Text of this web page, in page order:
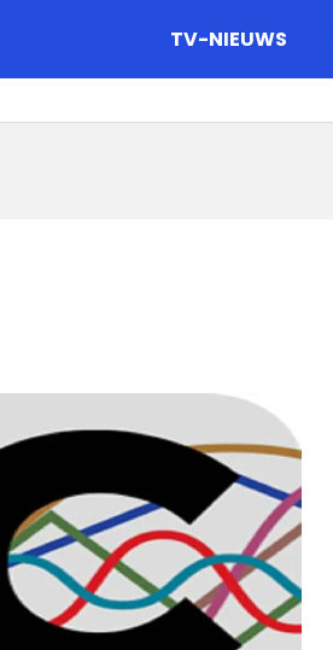
TV-NIEUWS